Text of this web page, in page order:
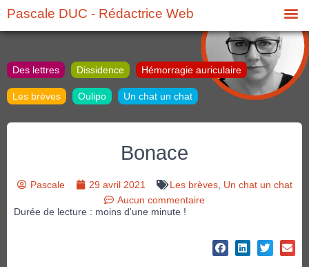
Pascale DUC - Rédactrice Web
Des lettres Dissidence Hémorragie auriculaire
Les brèves Oulipo Un chat un chat
Bonace
Pascale 29 avril 2021 Les brèves, Un chat un chat
Aucun commentaire
Durée de lecture : moins d'une minute !